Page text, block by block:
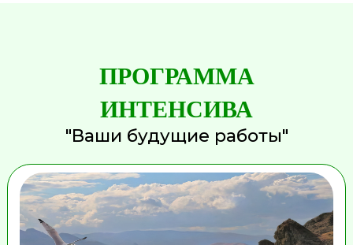
ПРОГРАММА
ИНТЕНСИВА
"Ваши будущие работы"